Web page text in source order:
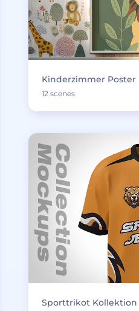
Kinderzimmer Poster
12 scenes
Sporttrikot Kollektion